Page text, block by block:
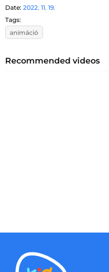
Date: 2022. 11. 19.
Tags:
animáció
Recommended videos